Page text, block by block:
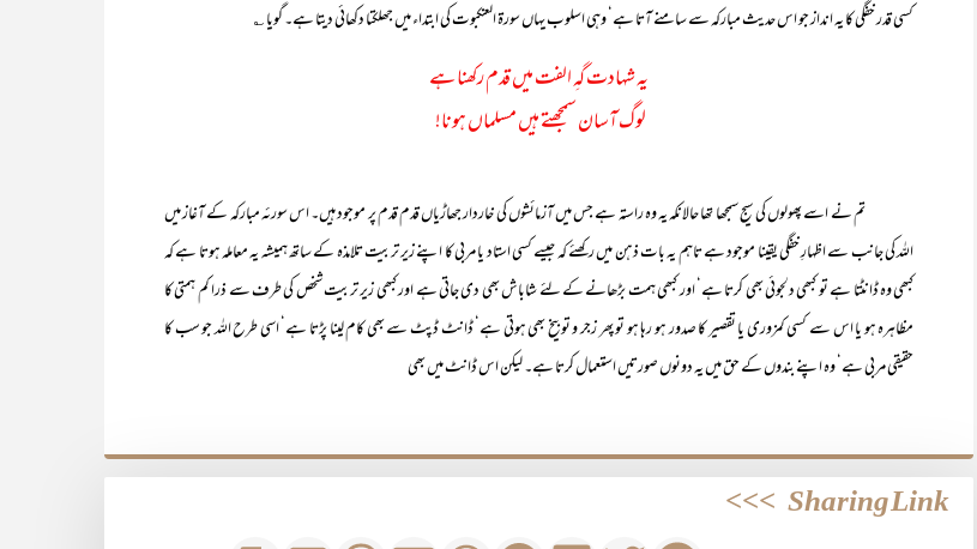
کسی قدر خفگی کا یہ انداز جو اس حدیث مبارکہ سے سامنے آتا ہے‘ وہی اسلوب یہاں سورۃ العنکبوت کی ابتداء میں جھلکتا دکھائی دیتا ہے۔ گویا ؎
یہ شہادت گہِ الفت میں قدم رکھنا ہے
لوگ آسان سمجھتے ہیں مسلماں ہونا!
تم نے اسے پھولوں کی سیج سمجھا تھا حالانکہ یہ وہ راستہ ہے جس میں آزمائشوں کی خاردار جھاڑیاں قدم قدم پر موجود ہیں۔ اس سورئہ مبارکہ کے آغاز میں
اللہ کی جانب سے اظہارِ خفگی یقینا موجود ہے تاہم یہ بات ذہن میں رکھئے کہ جیسے کسی استاد یا مربی کا اپنے زیر تربیت تلامذہ کے ساتھ ہمیشہ یہ معاملہ ہوتا ہے کہ
کبھی وہ ڈانٹتا ہے تو کبھی دلجوئی بھی کرتا ہے‘ اور کبھی ہمت بڑھانے کے لئے شاباش بھی دی جاتی ہے اور کبھی زیر تربیت شخص کی طرف سے ذرا کم ہمتی کا
مظاہرہ ہو یا اس سے کسی کمزوری یا تقصیر کا صدور ہو رہا ہو تو پھر زجر و توبیخ بھی ہوتی ہے‘ ڈانٹ ڈپٹ سے بھی کام لینا پڑتا ہے‘ اسی طرح اللہ جو سب کا
حقیقی مربی ہے‘ وہ اپنے بندوں کے حق میں یہ دونوں صورتیں استعمال کرتا ہے۔ لیکن اس ڈانٹ میں بھی
Sharing Link
>>>